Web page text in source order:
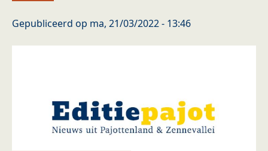
Gepubliceerd op ma, 21/03/2022 - 13:46